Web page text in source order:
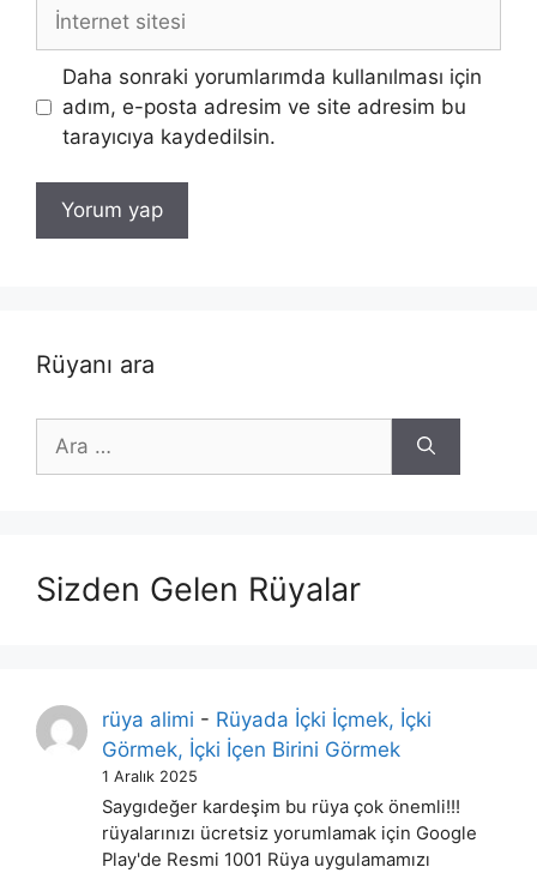
İnternet
sitesi
Daha sonraki yorumlarımda kullanılması için
adım, e-posta adresim ve site adresim bu
tarayıcıya kaydedilsin.
Rüyanı ara
için
Sizden Gelen Rüyalar
rüya alimi - Rüyada İçki İçmek, İçki
Görmek, İçki İçen Birini Görmek
1 Aralık 2025
Saygıdeğer kardeşim bu rüya çok önemli!!!
rüyalarınızı ücretsiz yorumlamak için Google
Play'de Resmi 1001 Rüya uygulamamızı